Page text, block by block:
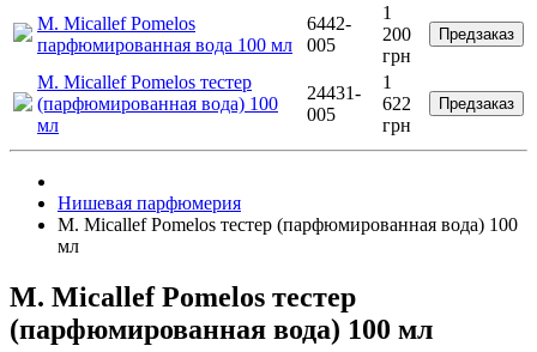
M. Micallef Pomelos
парфюмированная вода 100 мл
6442-
005
1
200
грн
Предзаказ
M. Micallef Pomelos тестер
(парфюмированная вода) 100
мл
24431-
005
1
622
грн
Предзаказ
Нишевая парфюмерия
M. Micallef Pomelos тестер (парфюмированная вода) 100
мл
M. Micallef Pomelos тестер
(парфюмированная вода) 100 мл